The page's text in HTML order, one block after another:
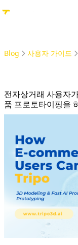
Blog
사용자 가이드
전자상거래 사용자
품 프로토타이핑을